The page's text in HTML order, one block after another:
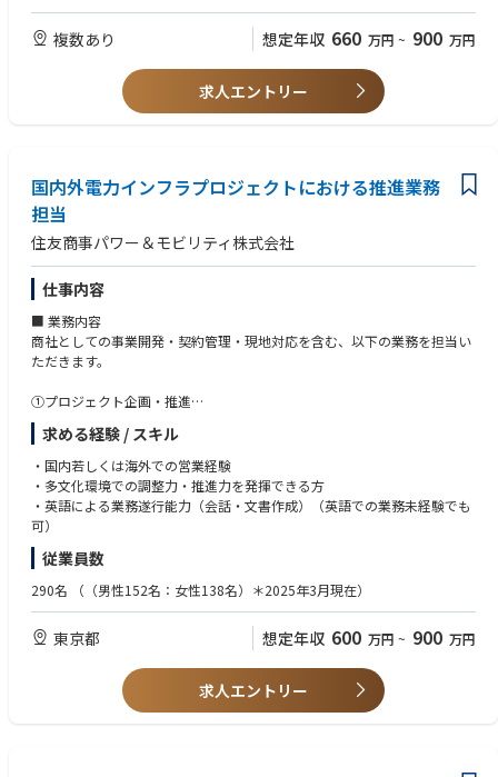
【歓迎】
□PLC、ACサーボモータ、インバータ等三菱電機製FA機器の知見
□これまでの知識、経験を活かし、顧客に対して技術的なサポートや技術
的な課題解決にチャレンジしたい方
□新設ポジションのため、主体的に考え自走して業務に取り組んでいきた
複数あり 想定年収 660 万円 ~ 900 万円
求人エントリー
国内外電力インフラプロジェクトにおける推進業務
担当
住友商事パワー＆モビリティ株式会社
仕事内容
■ 業務内容
商社としての事業開発・契約管理・現地対応を含む、以下の業務を担当い
ただきます。
①プロジェクト企画・推進
・国内及び海外（特にアジア・中東・アフリカ・CIS地域）における発
電・送変電変電、系統安定化等のEPC案件の企画・立案
・顧客・パートナー企業との契約交渉、入札対応
・プロジェクトスケジュール・予算・品質・安全の管理
②調達・ベンダー管理
・ベンダー選定・契約・納期管理
・海外現地法人・協力会社との調整業務
・現地施工管理、技術支援
④社内外ステークホルダー対応
求める経験 / スキル
・国内若しくは海外での営業経験
・多文化環境での調整力・推進力を発揮できる方
・英語による業務遂行能力（会話・文書作成）（英語での業務未経験でも
可）
従業員数
290名 （（男性152名：女性138名）＊2025年3月現在）
東京都 想定年収 600 万円 ~ 900 万円
求人エントリー